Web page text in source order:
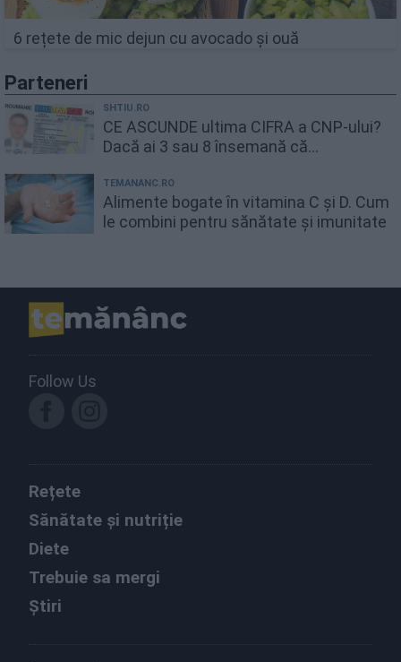
6 rețete de mic dejun cu avocado și ouă
Parteneri
SHTIU.RO
CE ASCUNDE ultima CIFRA a CNP-ului?
Dacă ai 3 sau 8 însemană că...
TEMANANC.RO
Alimente bogate în vitamina C și D. Cum
le combini pentru sănătate și imunitate
Follow Us
Rețete
Sănătate și nutriție
Diete
Trebuie sa mergi
Știri